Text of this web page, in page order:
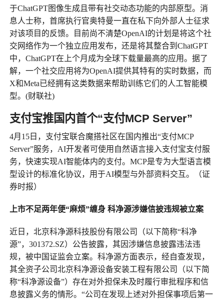
于ChatGPT图像生成且带有社交动态功能的内部原型。消
息人士称，首席执行官奥特曼一直在私下向外部人士征求
对该项目的反馈。目前尚不清楚OpenAI的计划是将这个社
交网络作为一个独立应用发布，还是将其整合到ChatGPT
中，ChatGPT在上个月成为全球下载量最高的应用。据了
解，一个社交应用将为OpenAI提供其特有的实时数据，而
X和Meta已经拥有这类数据来帮助训练它们的人工智能模
型。(财联社)
支付宝推国内首个“支付MCP Server”
4月15日，支付宝联合魔搭社区在国内推出“支付MCP
Server”服务，AI开发者可使用自然语言接入支付宝支付服
务，快速实现AI智能体内的支付。MCP是专为大型语言模
型设计的标准化协议，用于AI模型与外部资料交互。（证
券时报）
上市不足两年便“麻烦”缠身 科净源涉嫌信披违规被立案
近日，北京科净源科技股份有限公司（以下简称“科净
源”，301372.SZ）公告披露，其因涉嫌信息披露违法违
规，被中国证监会立案。科净源方面表示，经自查发现，
其全资子公司北京科净源设备安装工程有限公司（以下简
称“科净源设备”）存在对外担保未及时履行审批程序和信
息披露义务的情形。“公司在发现上述对外担保事项后第一